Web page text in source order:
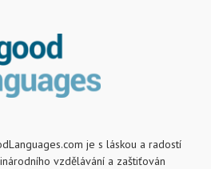
je s láskou a radostí
vzdělávání a zaštiťován